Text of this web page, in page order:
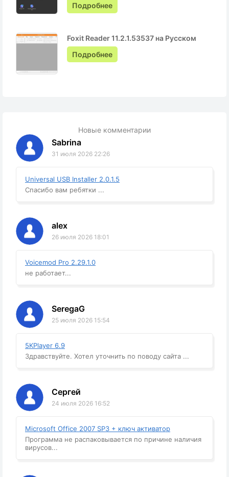
Подробнее
Foxit Reader 11.2.1.53537 на Русском
Подробнее
Новые комментарии
Sabrina
31 июля 2026 22:26
Universal USB Installer 2.0.1.5
Спасибо вам ребятки ...
alex
26 июля 2026 18:01
Voicemod Pro 2.29.1.0
не работает...
SeregaG
25 июля 2026 15:54
5KPlayer 6.9
Здравствуйте. Хотел уточнить по поводу сайта ...
Сергей
24 июля 2026 16:52
Microsoft Office 2007 SP3 + ключ активатор
Программа не распаковывается по причине наличия
вирусов...